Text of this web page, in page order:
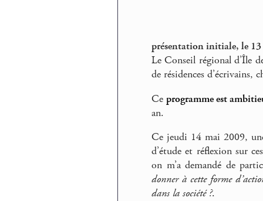
présentation initiale, le
Le Conseil régional d’Île
de résidences d’écrivains,
Ceprogramme est
an.
Ce jeudi 14 mai 2009,
d’étude et réflexion sur
on m’a demandé de
donner à cette forme
dans la société ?.